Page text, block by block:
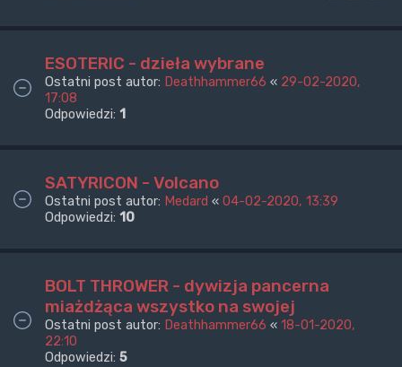
ESOTERIC - dzieła wybrane
Ostatni post autor: Deathhammer66 « 29-02-2020,
17:08
Odpowiedzi: 1
SATYRICON - Volcano
Ostatni post autor: Medard « 04-02-2020, 13:39
Odpowiedzi: 10
BOLT THROWER - dywizja pancerna
miażdżąca wszystko na swojej
Ostatni post autor: Deathhammer66 « 18-01-2020,
22:10
Odpowiedzi: 5